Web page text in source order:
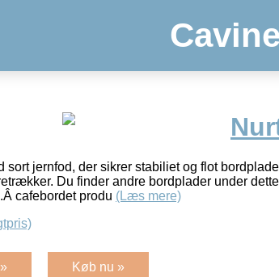
sort jernfod, der sikrer stabiliet og flot
Du finder andre bordplader under
cafebordet produ (Læs mere)
Køb nu »